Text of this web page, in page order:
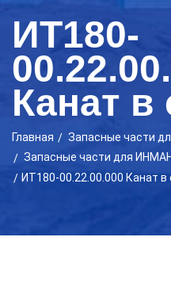
ИТ180-
Канат в
Главная
Запасные части
Запасные части для ИНМАН
ИТ180-00.22.00.000 Канат в